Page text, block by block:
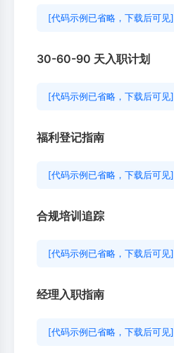
[代码示例已省略，下载后可见]
30-60-90 天入职计划
[代码示例已省略，下载后可见]
福利登记指南
[代码示例已省略，下载后可见]
合规培训追踪
[代码示例已省略，下载后可见]
经理入职指南
[代码示例已省略，下载后可见]